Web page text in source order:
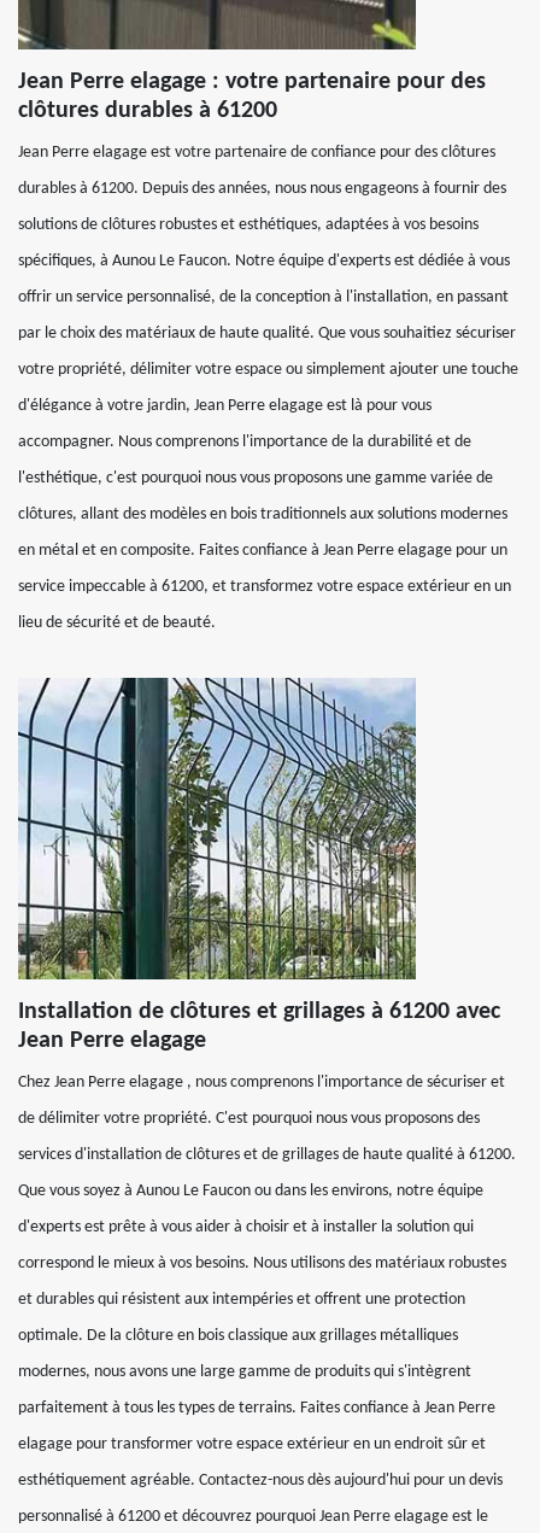
Jean Perre elagage : votre partenaire pour des
clôtures durables à 61200
Jean Perre elagage est votre partenaire de confiance pour des clôtures
durables à 61200. Depuis des années, nous nous engageons à fournir des
solutions de clôtures robustes et esthétiques, adaptées à vos besoins
spécifiques, à Aunou Le Faucon. Notre équipe d'experts est dédiée à vous
offrir un service personnalisé, de la conception à l'installation, en passant
par le choix des matériaux de haute qualité. Que vous souhaitiez sécuriser
votre propriété, délimiter votre espace ou simplement ajouter une touche
d'élégance à votre jardin, Jean Perre elagage est là pour vous
accompagner. Nous comprenons l'importance de la durabilité et de
l'esthétique, c'est pourquoi nous vous proposons une gamme variée de
clôtures, allant des modèles en bois traditionnels aux solutions modernes
en métal et en composite. Faites confiance à Jean Perre elagage pour un
service impeccable à 61200, et transformez votre espace extérieur en un
lieu de sécurité et de beauté.
Installation de clôtures et grillages à 61200 avec
Jean Perre elagage
Chez Jean Perre elagage , nous comprenons l'importance de sécuriser et
de délimiter votre propriété. C'est pourquoi nous vous proposons des
services d'installation de clôtures et de grillages de haute qualité à 61200.
Que vous soyez à Aunou Le Faucon ou dans les environs, notre équipe
d'experts est prête à vous aider à choisir et à installer la solution qui
correspond le mieux à vos besoins. Nous utilisons des matériaux robustes
et durables qui résistent aux intempéries et offrent une protection
optimale. De la clôture en bois classique aux grillages métalliques
modernes, nous avons une large gamme de produits qui s'intègrent
parfaitement à tous les types de terrains. Faites confiance à Jean Perre
elagage pour transformer votre espace extérieur en un endroit sûr et
esthétiquement agréable. Contactez-nous dès aujourd'hui pour un devis
personnalisé à 61200 et découvrez pourquoi Jean Perre elagage est le